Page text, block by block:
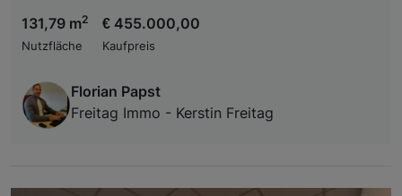
131,79 m2
Nutzfläche
€ 455.000,00
Kaufpreis
Florian Papst
Freitag Immo - Kerstin Freitag